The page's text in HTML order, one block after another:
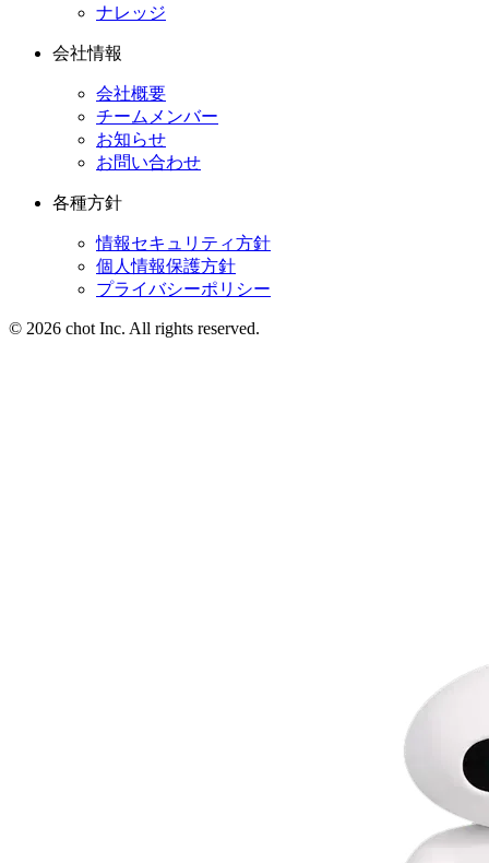
ナレッジ
会社情報
会社概要
チームメンバー
お知らせ
お問い合わせ
各種方針
情報セキュリティ方針
個人情報保護方針
プライバシーポリシー
© 2026 chot Inc. All rights reserved.